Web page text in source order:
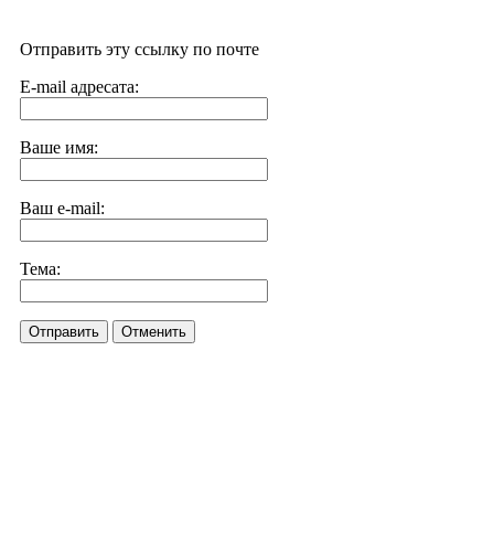
Отправить эту ссылку по почте
E-mail адресата:
Ваше имя:
Ваш e-mail:
Тема:
Отправить Отменить